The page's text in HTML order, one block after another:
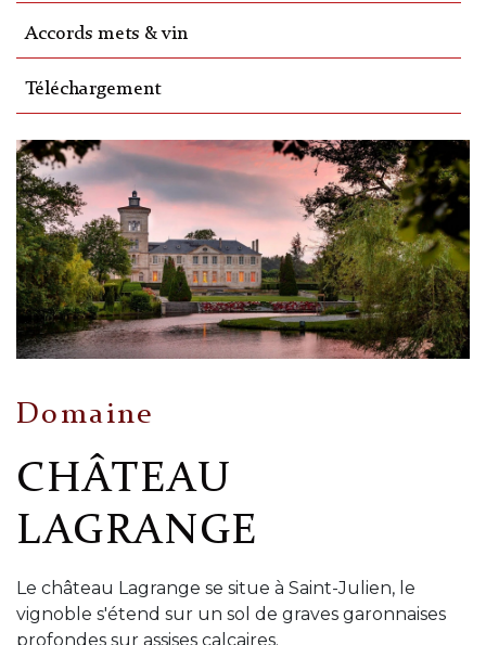
Accords mets & vin
Téléchargement
Domaine
CHÂTEAU
LAGRANGE
Le château Lagrange se situe à Saint-Julien, le
vignoble s'étend sur un sol de graves garonnaises
profondes sur assises calcaires.